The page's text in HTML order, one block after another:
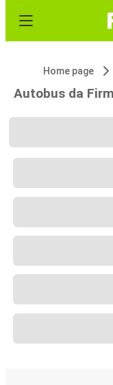
Home page
Autobus da